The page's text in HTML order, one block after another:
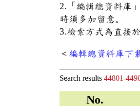
2.「編輯總資料庫
時須多加留意。
3.檢索方式為直接
＜ 編輯總資料庫下
Search results 44801-
No.